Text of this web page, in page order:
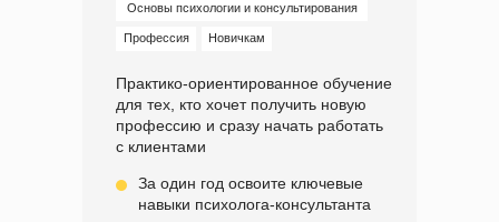
Практико-ориентированное обучение
для тех, кто хочет получить новую
профессию и сразу начать работать
с клиентами
За один год освоите ключевые
навыки психолога-консультанта
Основы психологии и консультирования
Профессия Новичкам